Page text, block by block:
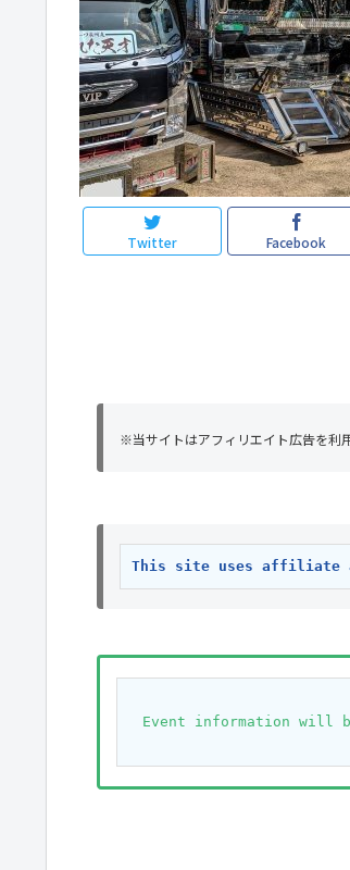
Twitter Facebook
※当サイトはアフィリエイト広告を利
This site uses affiliate
Event information will